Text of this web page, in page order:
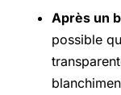
Après un
possible